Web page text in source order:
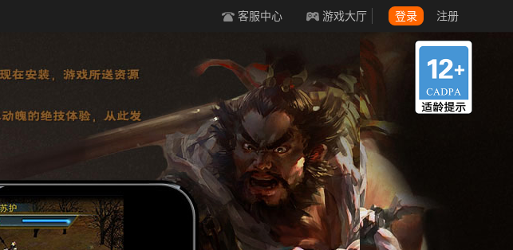
客服中心 游戏大厅 登录 注册